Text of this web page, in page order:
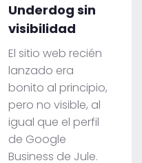
Underdog sin
visibilidad
El sitio web recién
lanzado era
bonito al principio,
pero no visible, al
igual que el perfil
de Google
Business de Jule.